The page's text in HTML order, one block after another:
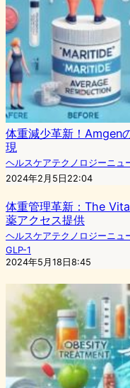
体重減少革新！Amgen
現
ヘルスケアテクノロジーニュ
2024年2月5日22:04
体重管理革新：The
薬アクセス提供
ヘルスケアテクノロジーニュ
GLP-1
2024年5月18日8:45